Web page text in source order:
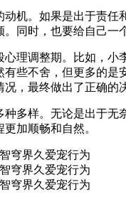
机。如果是出于责
同时，也要给自己一
理调整期。比如，
些不舍，但更多的
，最终做出了正确的
多样。无论是出于
加顺畅和自然。